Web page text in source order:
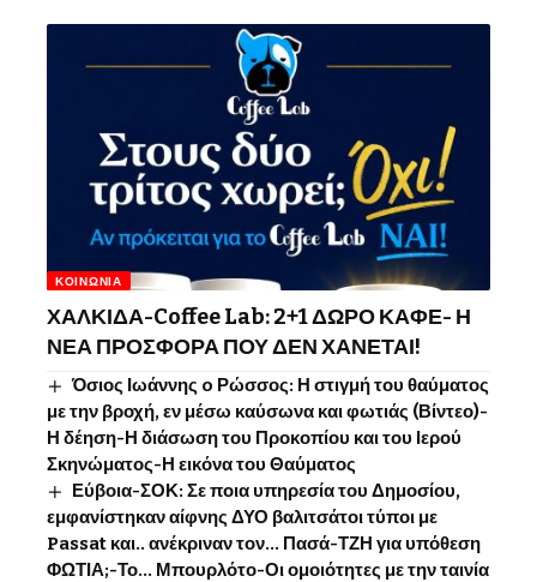
ΚΟΙΝΩΝΊΑ
ΧΑΛΚΙΔΑ-Coffee Lab: 2+1 ΔΩΡΟ ΚΑΦΕ- Η
ΝΕΑ ΠΡΟΣΦΟΡΑ ΠΟΥ ΔΕΝ ΧΑΝΕΤΑΙ!
Όσιος Ιωάννης o Ρώσσος: Η στιγμή του θαύματος
με την βροχή, εν μέσω καύσωνα και φωτιάς (Βίντεο)-
Η δέηση-Η διάσωση του Προκοπίου και του Ιερού
Σκηνώματος-Η εικόνα του Θαύματος
Εύβοια-ΣΟΚ: Σε ποια υπηρεσία του Δημοσίου,
εμφανίστηκαν αίφνης ΔΥΟ βαλιτσάτοι τύποι με
Passat και.. ανέκριναν τον… Πασά-ΤΖΗ για υπόθεση
ΦΩΤΙΑ;-Το… Μπουρλότο-Οι ομοιότητες με την ταινία